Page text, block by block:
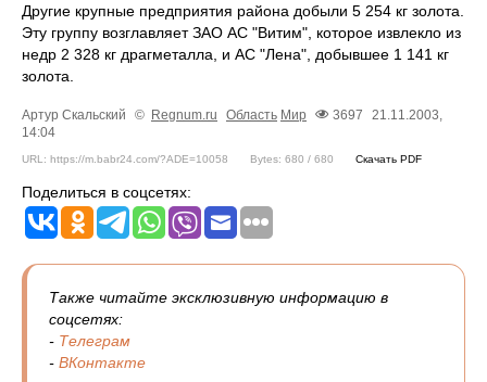
Другие крупные предприятия района добыли 5 254 кг золота.
Эту группу возглавляет ЗАО АС "Витим", которое извлекло из
недр 2 328 кг драгметалла, и АС "Лена", добывшее 1 141 кг
золота.
Артур Скальский © Regnum.ru Область Мир 3697
21.11.2003,
14:04
URL: https://m.babr24.com/?ADE=10058 Bytes: 680 / 680 Скачать PDF
Поделиться в соцсетях:
Также читайте эксклюзивную информацию в
соцсетях:
- Телеграм
- ВКонтакте